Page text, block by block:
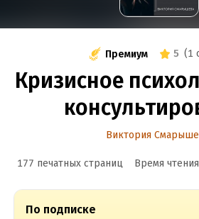
Премиум 5 (1
Кризисное
Виктория
177 печатных страниц Время
По подписке